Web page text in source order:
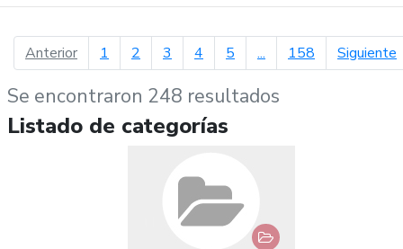
Anteriorpágina anterior
1 2 3 4 5 ... 158 Siguiente
Se encontraron 248 resultados
Listado de categorías